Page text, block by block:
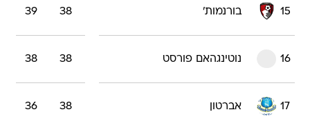
15 בורנמות' 38
39
16 נוטינגהאם פורסט 38
38
17 אברטון 38
36